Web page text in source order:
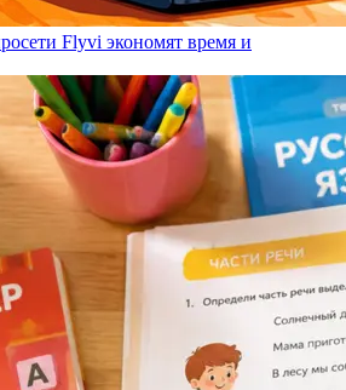
Flyvi экономят время и